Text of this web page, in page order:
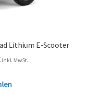
Lithium E-Scooter
inkl. MwSt.